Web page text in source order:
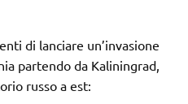
di lanciare un’invasione
partendo da Kaliningrad,
russo a est: